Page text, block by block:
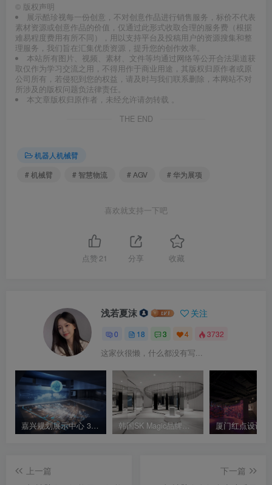
© 版权声明
展示酷珍视每一份创意，不对创意作品进行销售服务，标价不代表
素材资源或创意作品的价值，仅通过此形式收取合理的服务费（根据
难易程度费用有所不同），用以支持平台及投稿用户的资源搜集和整
理服务，我们旨在汇集优质资源，提升您的创作效率。
本站所有图片、视频、素材、文件等均通过网络等公开合法渠道获
取仅作为学习交流之用，不得用作于商业用途，其版权归原作者或原
公司所有，若侵犯到您的权益，请及时与我们联系删除，本网站不对
所涉及的版权问题负法律责任。
本文章版权归原作者，未经允许请勿转载 。
THE END
机器人机械臂
# 机械臂
# 智慧物流 # AGV # 华为展项
喜欢就支持一下吧
点赞 21 分享 收藏
浅若夏沫 关注
0 18 3 4 3732
这家伙很懒，什么都没有写...
嘉兴规划展示中心 3D建模渲染漫游视频 韩国SK Magic品牌体验展厅｜12张｜JPG｜3.59M
上一篇
下一篇